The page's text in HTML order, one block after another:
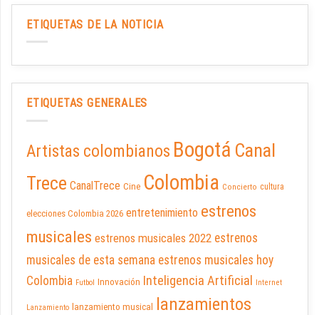
ETIQUETAS DE LA NOTICIA
ETIQUETAS GENERALES
Artistas colombianos Bogotá Canal
Trece CanalTrece Cine Colombia Concierto cultura
elecciones Colombia 2026 entretenimiento estrenos
musicales estrenos musicales 2022 estrenos
musicales de esta semana estrenos musicales hoy
Colombia Futbol Innovación Inteligencia Artificial Internet
Lanzamiento lanzamiento musical lanzamientos